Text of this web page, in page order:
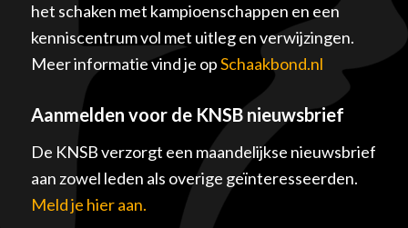
het schaken met kampioenschappen en een
kenniscentrum vol met uitleg en verwijzingen.
Meer informatie vind je opSchaakbond.nl
Aanmelden voor de KNSB nieuwsbrief
De KNSB verzorgt een maandelijkse nieuwsbrief
aan zowel leden als overige geïnteresseerden.
Meld je hier aan.